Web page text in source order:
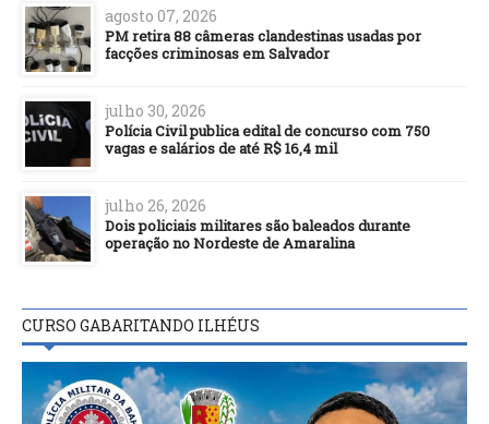
agosto 07, 2026
PM retira 88 câmeras clandestinas usadas por
facções criminosas em Salvador
julho 30, 2026
Polícia Civil publica edital de concurso com 750
vagas e salários de até R$ 16,4 mil
julho 26, 2026
Dois policiais militares são baleados durante
operação no Nordeste de Amaralina
CURSO GABARITANDO ILHÉUS